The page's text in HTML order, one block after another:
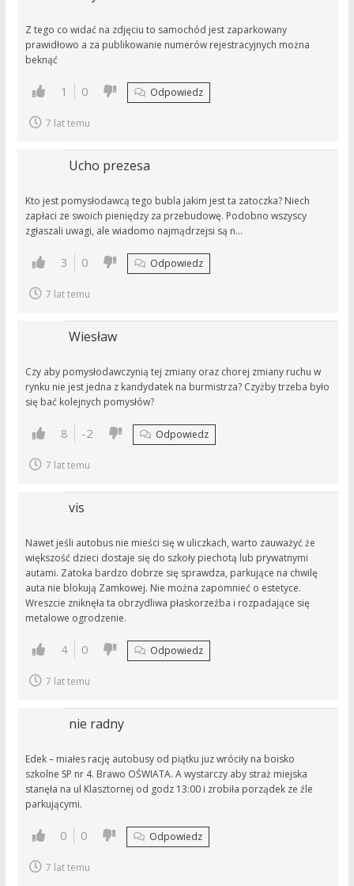
Z tego co widać na zdjęciu to samochód jest zaparkowany
prawidłowo a za publikowanie numerów rejestracyjnych można
beknąć
1 0 Odpowiedz
7 lat temu
Ucho prezesa
Kto jest pomysłodawcą tego bubla jakim jest ta zatoczka? Niech
zapłaci ze swoich pieniędzy za przebudowę. Podobno wszyscy
zgłaszali uwagi, ale wiadomo najmądrzejsi są n…
3 0 Odpowiedz
7 lat temu
Wiesław
Czy aby pomysłodawczynią tej zmiany oraz chorej zmiany ruchu w
rynku nie jest jedna z kandydatek na burmistrza? Czyżby trzeba było
się bać kolejnych pomysłów?
8 -2 Odpowiedz
7 lat temu
vis
Nawet jeśli autobus nie mieści się w uliczkach, warto zauważyć że
większość dzieci dostaje się do szkoły piechotą lub prywatnymi
autami. Zatoka bardzo dobrze się sprawdza, parkujące na chwilę
auta nie blokują Zamkowej. Nie można zapomnieć o estetyce.
Wreszcie zniknęła ta obrzydliwa płaskorzeźba i rozpadające się
metalowe ogrodzenie.
4 0 Odpowiedz
7 lat temu
nie radny
Edek – miałes rację autobusy od piątku juz wróciły na boisko
szkolne SP nr 4. Brawo OŚWIATA. A wystarczy aby straż miejska
stanęła na ul Klasztornej od godz 13:00 i zrobiła porządek ze źle
parkującymi.
0 0 Odpowiedz
7 lat temu